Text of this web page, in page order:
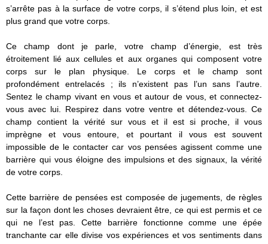
s’arrête pas à la surface de votre corps, il s’étend plus loin, et est
plus grand que votre corps.
Ce champ dont je parle, votre champ d’énergie, est très
étroitement lié aux cellules et aux organes qui composent votre
corps sur le plan physique. Le corps et le champ sont
profondément entrelacés ; ils n’existent pas l’un sans l’autre.
Sentez le champ vivant en vous et autour de vous, et connectez-
vous avec lui. Respirez dans votre ventre et détendez-vous. Ce
champ contient la vérité sur vous et il est si proche, il vous
imprègne et vous entoure, et pourtant il vous est souvent
impossible de le contacter car vos pensées agissent comme une
barrière qui vous éloigne des impulsions et des signaux, la vérité
de votre corps.
Cette barrière de pensées est composée de jugements, de règles
sur la façon dont les choses devraient être, ce qui est permis et ce
qui ne l’est pas. Cette barrière fonctionne comme une épée
tranchante car elle divise vos expériences et vos sentiments dans